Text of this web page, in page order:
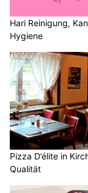
Hari Reinigung,
Hygiene
Pizza D’élite in
Qualität